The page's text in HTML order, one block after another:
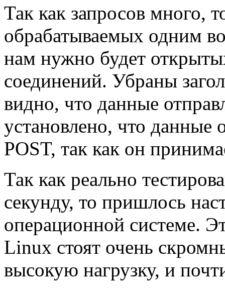
Так как запросов много,
обрабатываемых одним
нам нужно будет
соединений. Убраны
видно, что данные
установлено, что данные
POST, так как он
Так как реально
секунду, то пришлось
операционной системе.
Linux стоят очень
высокую нагрузку, и